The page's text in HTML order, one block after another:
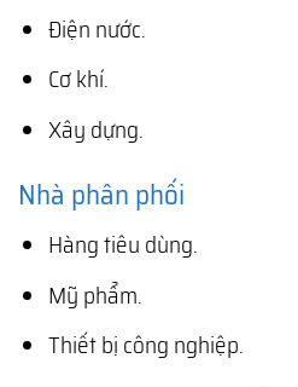
Điện nước.
Cơ khí.
Xây dựng.
Nhà phân phối
Hàng tiêu dùng.
Mỹ phẩm.
Thiết bị công nghiệp.